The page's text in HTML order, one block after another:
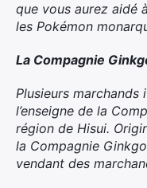
que vous aurez aidé
les Pokémon
La Compagnie
Plusieurs marchands
l’enseigne de la
région de Hisui.
la Compagnie
vendant des